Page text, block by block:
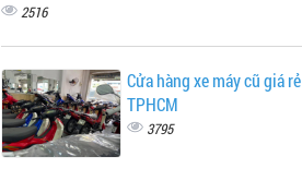
2516
Cửa hàng xe máy cũ giá rẻ
TPHCM
3795